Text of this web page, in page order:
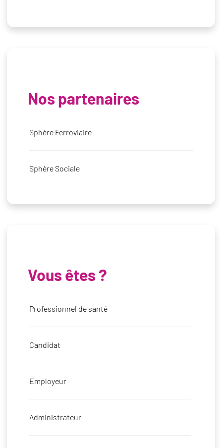
Nos partenaires
Sphère Ferroviaire
Sphère Sociale
Vous êtes ?
Professionnel de santé
Candidat
Employeur
Administrateur